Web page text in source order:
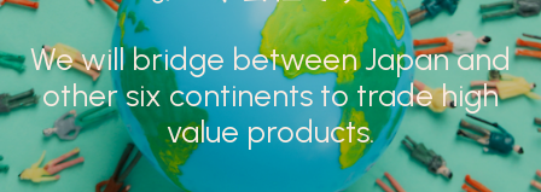
We will bridge between Japan and
other six continents to trade high
value products.